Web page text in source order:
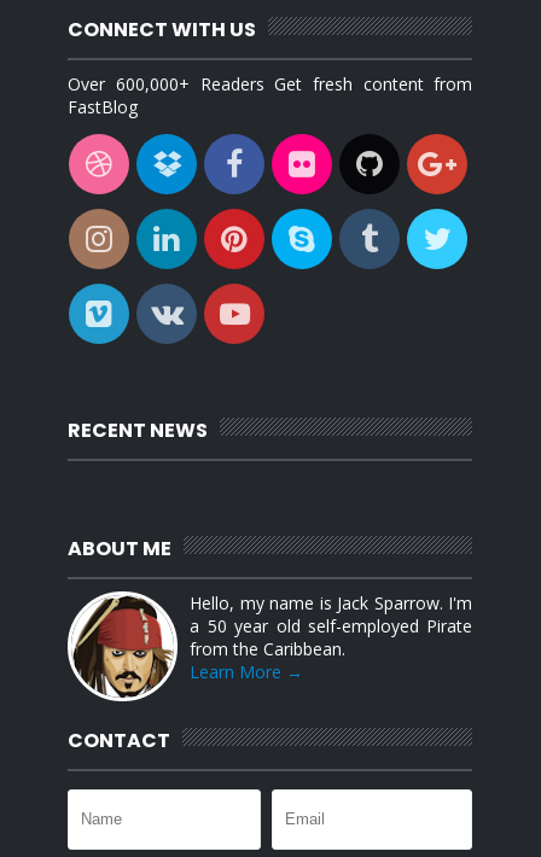
CONNECT WITH US
Over 600,000+ Readers Get fresh content from
FastBlog
RECENT NEWS
ABOUT ME
Hello, my name is Jack Sparrow. I'm
a 50 year old self-employed Pirate
from the Caribbean.
Learn More →
CONTACT